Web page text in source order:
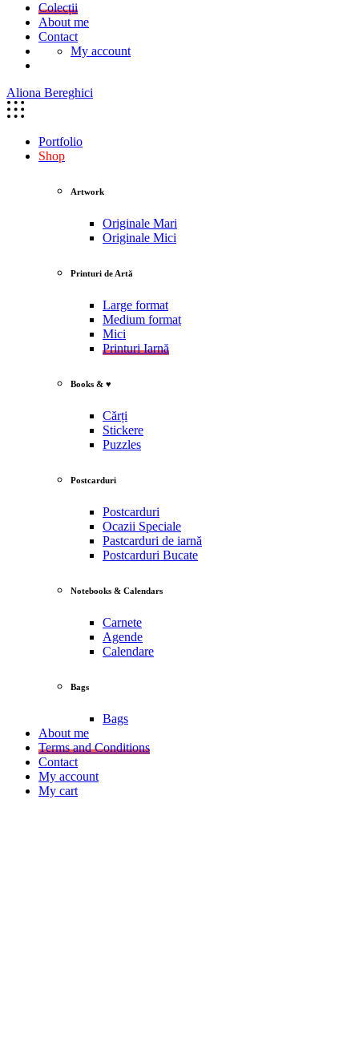
Colecții
About me
Contact
My account
Aliona Bereghici
Portfolio
Shop
Artwork
Originale Mari
Originale Mici
Printuri de Artă
Large format
Medium format
Mici
Printuri Iarnă
Books & ♥
Cărți
Stickere
Puzzles
Postcarduri
Postcarduri
Ocazii Speciale
Pastcarduri de iarnă
Postcarduri Bucate
Notebooks & Calendars
Carnete
Agende
Calendare
Bags
Bags
About me
Terms and Conditions
Contact
My account
My cart